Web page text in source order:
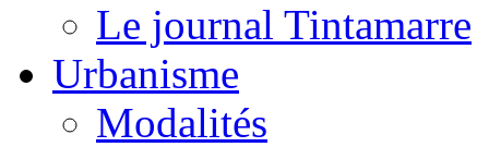
Le journal Tintamarre
Urbanisme
Modalités